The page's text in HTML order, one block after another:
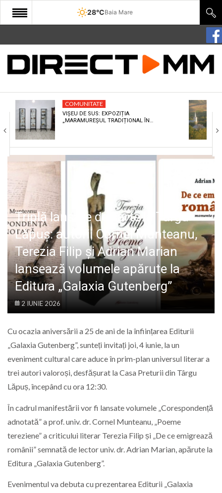
28°CBaia Mare
START
COMUNITATE
CULTURA
ECONOMIE
SANATATE
SPORT
SPECIAL
POLITIC
LIFE
COMUNITATE
VIȘEU DE SUS: EXPOZIȚIA
„MARAMUREȘUL TRADIȚIONAL ÎN…
Triplă lansare de carte la Târgu
Lăpuș: autorii Cornel Munteanu,
Terezia Filip și Adrian Marian
lansează volumele apărute la
Editura „Galaxia Gutenberg”
2 IUNIE 2026
Cu ocazia aniversării a 25 de ani de la înființarea Editurii
„Galaxia Gutenberg”, sunteți invitați joi, 4 iunie, la un
eveniment cultural care aduce în prim-plan universul literar a
trei autori valoroși, desfășurat la Casa Preturii din Târgu
Lăpuș, începând cu ora 12:30.
În cadrul manifestării vor fi lansate volumele „Corespondență
adnotată” a prof. univ. dr. Cornel Munteanu, „Poeme
tereziene” a criticului literar Terezia Filip și „De ce emigrează
românii” semnată de lector univ. dr. Adrian Marian, apărute la
Editura „Galaxia Gutenberg”.
Evenimentul va debuta cu prezentarea Editurii „Galaxia